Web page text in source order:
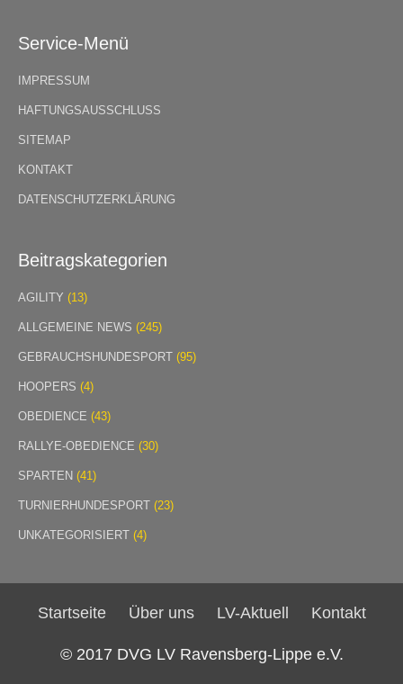
Service-Menü
IMPRESSUM
HAFTUNGSAUSSCHLUSS
SITEMAP
KONTAKT
DATENSCHUTZERKLÄRUNG
Beitragskategorien
AGILITY (13)
ALLGEMEINE NEWS (245)
GEBRAUCHSHUNDESPORT (95)
HOOPERS (4)
OBEDIENCE (43)
RALLYE-OBEDIENCE (30)
SPARTEN (41)
TURNIERHUNDESPORT (23)
UNKATEGORISIERT (4)
Startseite Über uns LV-Aktuell Kontakt
© 2017 DVG LV Ravensberg-Lippe e.V.